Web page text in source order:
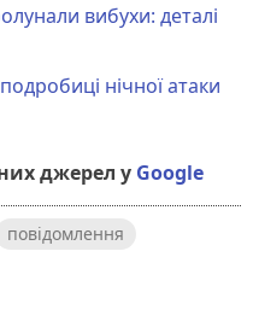
вибухи: деталі
нічної атаки
джерел у Google
повідомлення